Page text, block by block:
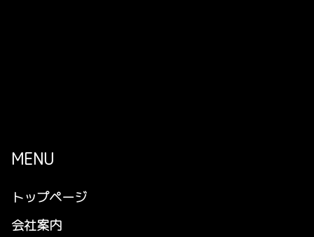
MENU
トップページ
会社案内